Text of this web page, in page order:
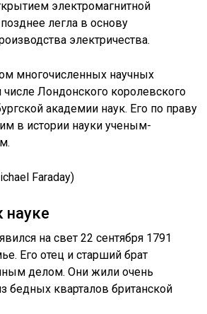
электромагнитной
легла в основу
электричества.
многочисленных научных
числе Лондонского королевского
академии наук. Его по праву
в истории науки ученым-
Faraday)
науке
на свет 22 сентября 1791
Его отец и старший брат
делом. Они жили очень
бедных кварталов британской